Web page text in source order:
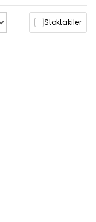
Stoktakiler